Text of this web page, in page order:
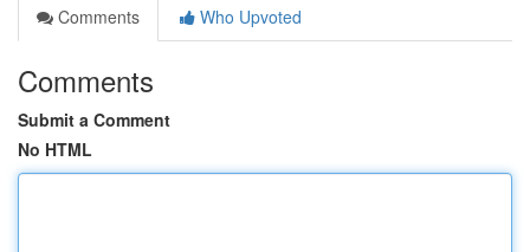
Comments
Who Upvoted
Comments
Submit a Comment
No HTML